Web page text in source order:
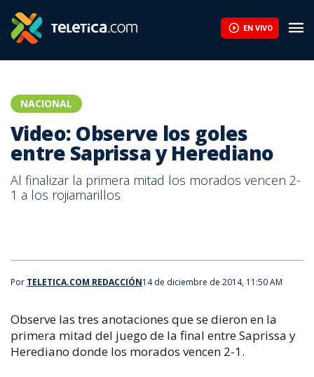
EN VIVO
NACIONAL
Video: Observe los goles
entre Saprissa y Herediano
Al finalizar la primera mitad los morados vencen 2-
1 a los rojiamarillos
Por TELETICA.COM REDACCIÓN14 de diciembre de 2014, 11:50 AM
Observe las tres anotaciones que se dieron en la
primera mitad del juego de la final entre Saprissa y
Herediano donde los morados vencen 2-1.